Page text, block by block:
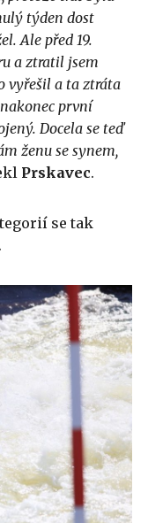
týden dost
Ale před 19.
a ztratil jsem
vyřešil a ta ztráta
první
Docela se teď
ženu se synem,
Prskavec.
se tak